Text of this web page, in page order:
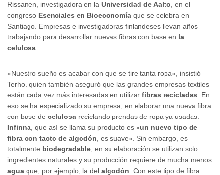
Rissanen, investigadora en la Universidad de Aalto , en el
congreso Esenciales en Bioeconomía que se celebra en
Santiago. Empresas e investigadoras finlandeses llevan años
trabajando para desarrollar nuevas fibras con base en la
celulosa
«Nuestro sueño es acabar con que se tire tanta ropa», insistió
Terho, quien también aseguró que las grandes empresas textiles
están cada vez más interesadas en utilizar fibras recicladas . En
eso se ha especializado su empresa, en elaborar una nueva fibra
con base de celulosa reciclando prendas de ropa ya usadas.
Infinna , que así se llama su producto es «un nuevo tipo de
fibra con tacto de algodón , es suave». Sin embargo, es
totalmente biodegradable , en su elaboración se utilizan solo
ingredientes naturales y su producción requiere de mucha menos
agua que, por ejemplo, la del algodón . Con este tipo de fibra